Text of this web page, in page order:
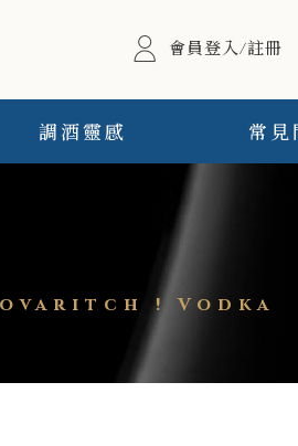
會員登入/註冊
調酒靈感 常見
Tovaritch ! Vodka